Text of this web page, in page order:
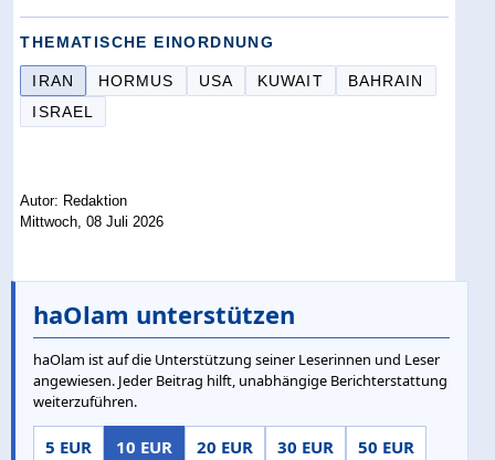
THEMATISCHE EINORDNUNG
IRAN HORMUS USA KUWAIT
BAHRAIN
ISRAEL
Autor: Redaktion
Mittwoch, 08 Juli 2026
haOlam unterstützen
haOlam ist auf die Unterstützung seiner Leserinnen und Leser
angewiesen. Jeder Beitrag hilft, unabhängige Berichterstattung
weiterzuführen.
5 EUR 10 EUR 20 EUR 30 EUR
50 EUR